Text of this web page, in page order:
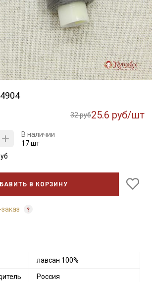
32 руб25.6 руб/шт
В наличии
17 шт
В КОРЗИНУ
лавсан 100%
Россия